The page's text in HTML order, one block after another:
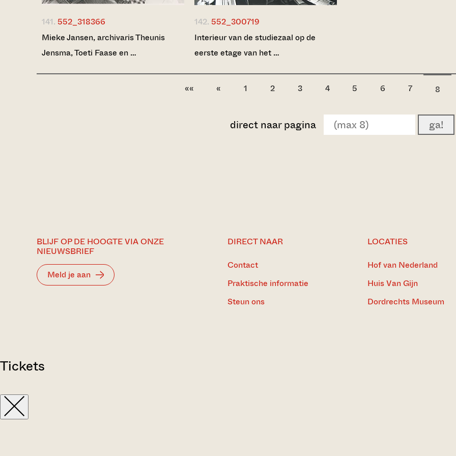
141. 552_318366
Mieke Jansen, archivaris Theunis
Jensma, Toeti Faase en …
142. 552_300719
Interieur van de studiezaal op de
eerste etage van het …
«« « 1 2 3 4 5 6 7 8
direct naar pagina ga!
BLIJF OP DE HOOGTE VIA ONZE
NIEUWSBRIEF
Meld je aan
DIRECT NAAR
Contact
Praktische informatie
Steun ons
LOCATIES
Hof van Nederland
Huis Van Gijn
Dordrechts Museum
Tickets